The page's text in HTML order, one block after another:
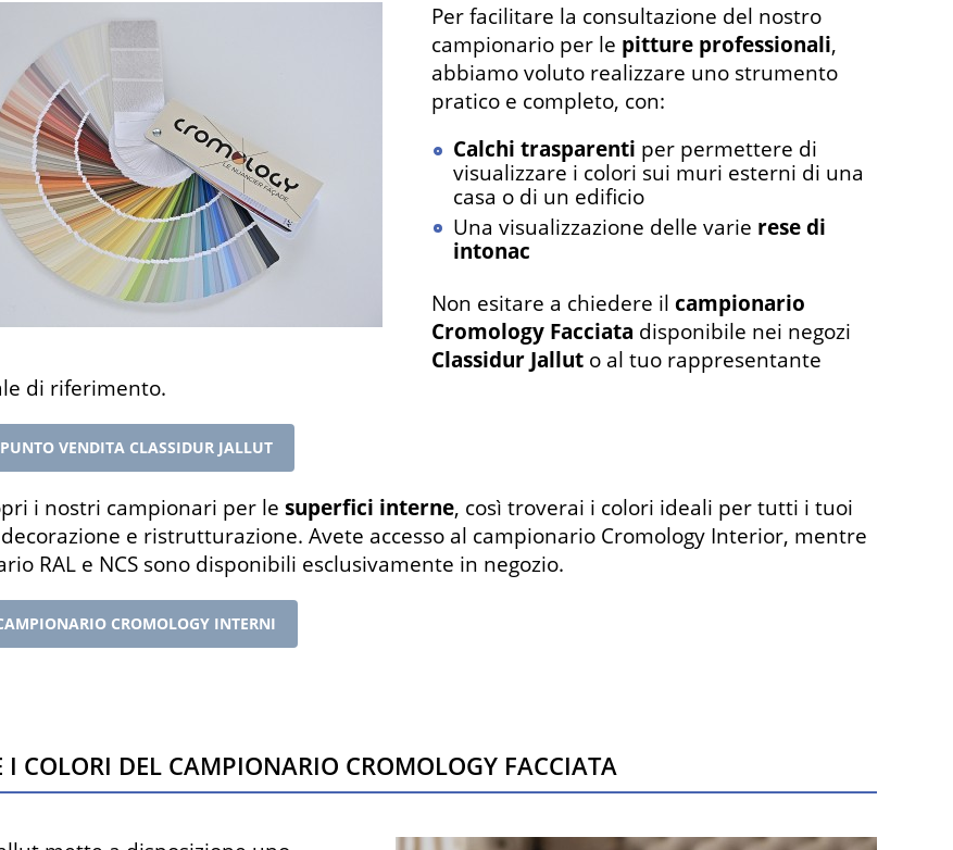
Per facilitare la consultazione del nostro
campionario per le pitture professionali,
abbiamo voluto realizzare uno strumento
pratico e completo, con:
Calchi trasparenti per permettere di
visualizzare i colori sui muri esterni di una
casa o di un edificio
Una visualizzazione delle varie rese di
intonac
Non esitare a chiedere ilcampionario
Cromology Facciata disponibile nei negozi
Classidur Jallut o al tuo rappresentante
di riferimento.
VENDITA CLASSIDUR JALLUT
i nostri campionari per le superfici interne, così troverai i colori ideali per tutti i tuoi
e ristrutturazione. Avete accesso al campionario Cromology Interior, mentre
RAL e NCS sono disponibili esclusivamente in negozio.
CROMOLOGY INTERNI
i colori del campionario Cromology Facciata